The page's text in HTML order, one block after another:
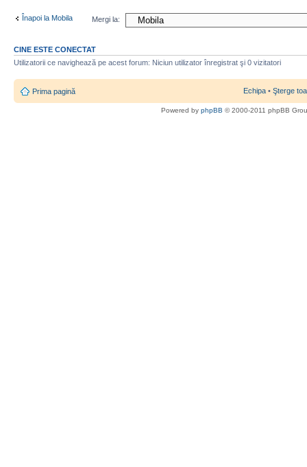
Înapoi la Mobila Mergi la:
CINE ESTE CONECTAT
Utilizatorii ce navighează pe acest forum: Niciun utilizator înregistrat şi 0 vizitatori
Prima pagină Echipa • Şterge
Powered by phpBB © 2000-2011 phpBB